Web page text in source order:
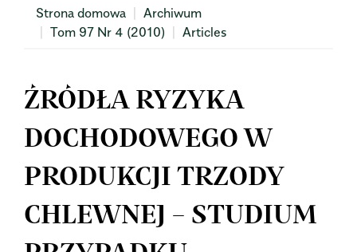
Strona domowa
Archiwum
Tom 97 Nr 4 (2010)
Articles
ŹRÓDŁA RYZYKA
DOCHODOWEGO W
PRODUKCJI TRZODY
CHLEWNEJ – STUDIUM